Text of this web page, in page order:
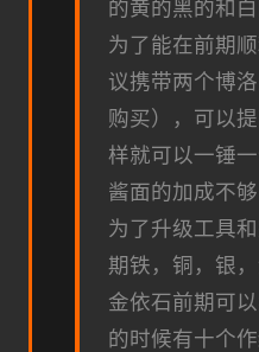
的黄的黑的和白
为了能在前期
议携带两个博
购买），可以
样就可以一锤
酱面的加成不
为了升级工具
期铁，铜，银
金依石前期可
的时候有十个